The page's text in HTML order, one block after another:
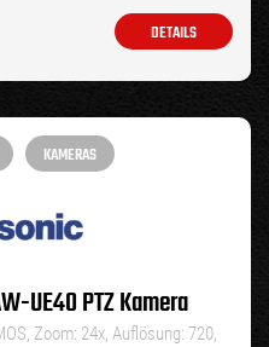
DETAILS
KAMERAS
UE40 PTZ Kamera
Zoom: 24x, Auflösung: 720,